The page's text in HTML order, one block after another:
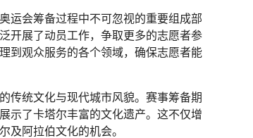
运会筹备过程中不可忽视的重要组成部
开展了动员工作，争取更多的志愿者参
到观众服务的各个领域，确保志愿者能
传统文化与现代城市风貌。赛事筹备期
示了卡塔尔丰富的文化遗产。这不仅增
及阿拉伯文化的机会。